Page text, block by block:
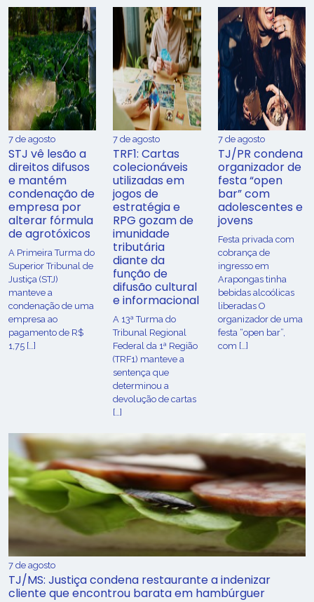
7 de agosto
STJ vê lesão a
direitos difusos
e mantém
condenação de
empresa por
alterar fórmula
de agrotóxicos
​A Primeira Turma do
Superior Tribunal de
Justiça (STJ)
manteve a
condenação de uma
empresa ao
pagamento de R$
1,75 […]
7 de agosto
TRF1: Cartas
colecionáveis
utilizadas em
jogos de
estratégia e
RPG gozam de
imunidade
tributária
diante da
função de
difusão cultural
e informacional
A 13ª Turma do
Tribunal Regional
Federal da 1ª Região
(TRF1) manteve a
sentença que
determinou a
devolução de cartas
[…]
7 de agosto
TJ/PR condena
organizador de
festa “open
bar” com
adolescentes e
jovens
Festa privada com
cobrança de
ingresso em
Arapongas tinha
bebidas alcoólicas
liberadas O
organizador de uma
festa “open bar”,
com […]
7 de agosto
TJ/MS: Justiça condena restaurante a indenizar
cliente que encontrou barata em hambúrguer